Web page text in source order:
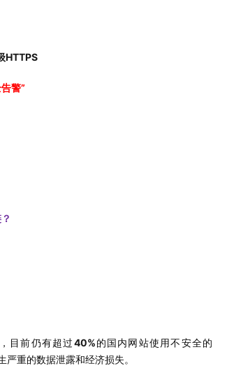
HTTPS
警”
目前仍有超过40%的国内网站使用不安全的
重的数据泄露和经济损失。